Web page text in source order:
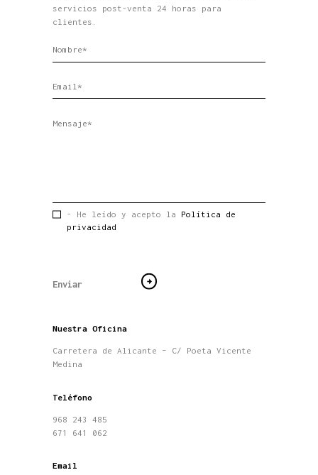
servicios post-venta 24 horas para
clientes.
- He leído y acepto la
Política de
privacidad
Nuestra Oficina
Carretera de Alicante – C/ Poeta Vicente
Medina
Teléfono
968 243 485
671 641 062
Email